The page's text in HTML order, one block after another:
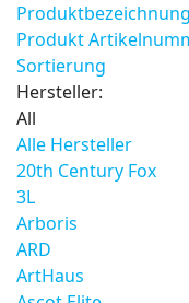
Produktbezeichnung
Produkt
Sortierung
Hersteller:
All
Alle Hersteller
20th Century Fox
3L
Arboris
ARD
ArtHaus